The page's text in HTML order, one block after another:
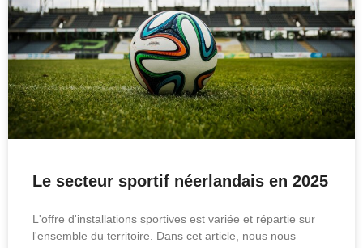
Le secteur sportif néerlandais en 2025
L'offre d'installations sportives est variée et répartie sur
l'ensemble du territoire. Dans cet article, nous nous